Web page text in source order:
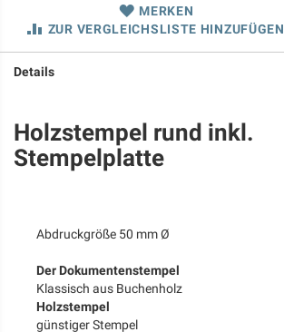
MERKEN
ZUR VERGLEICHSLISTE HINZUFÜGEN
Details
Holzstempel rund inkl.
Stempelplatte
Abdruckgröße 50 mm Ø
Der Dokumentenstempel
Klassisch aus Buchenholz
Holzstempel
günstiger Stempel